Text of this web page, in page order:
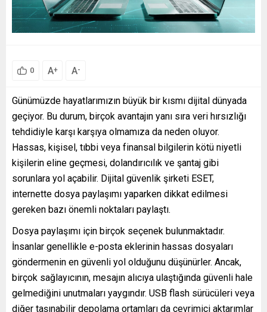
0 A+ A-
Günümüzde hayatlarımızın büyük bir kısmı dijital dünyada
geçiyor. Bu durum, birçok avantajın yanı sıra veri hırsızlığı
tehdidiyle karşı karşıya olmamıza da neden oluyor.
Hassas, kişisel, tıbbi veya finansal bilgilerin kötü niyetli
kişilerin eline geçmesi, dolandırıcılık ve şantaj gibi
sorunlara yol açabilir. Dijital güvenlik şirketi ESET,
internette dosya paylaşımı yaparken dikkat edilmesi
gereken bazı önemli noktaları paylaştı.
Dosya paylaşımı için birçok seçenek bulunmaktadır.
İnsanlar genellikle e-posta eklerinin hassas dosyaları
göndermenin en güvenli yol olduğunu düşünürler. Ancak,
birçok sağlayıcının, mesajın alıcıya ulaştığında güvenli hale
gelmediğini unutmaları yaygındır. USB flash sürücüleri veya
diğer taşınabilir depolama ortamları da çevrimiçi aktarımlar